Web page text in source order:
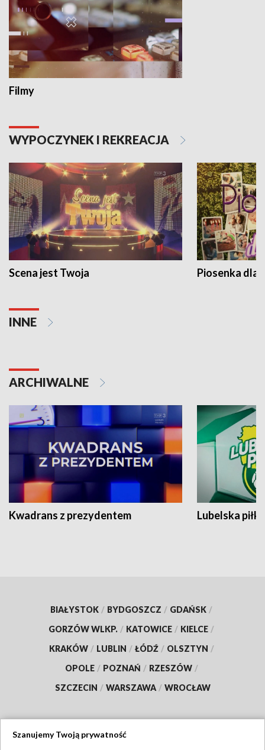
Filmy
WYPOCZYNEK I REKREACJA
Scena jest Twoja Piosenka dla
INNE
ARCHIWALNE
Kwadrans z prezydentem Lubelska piłka
BIAŁYSTOK / BYDGOSZCZ / GDAŃSK /
GORZÓW WLKP. / KATOWICE / KIELCE /
KRAKÓW / LUBLIN / ŁÓDŹ / OLSZTYN /
OPOLE / POZNAŃ / RZESZÓW /
SZCZECIN / WARSZAWA / WROCŁAW
Szanujemy Twoją prywatność